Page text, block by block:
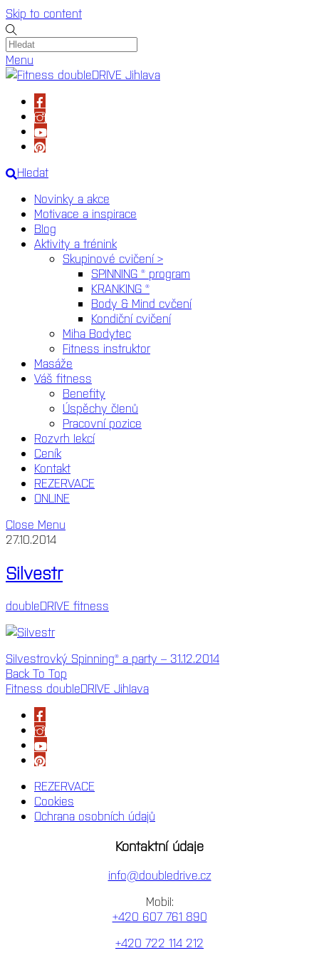
Skip to content
Menu
Hledat
Novinky a akce
Motivace a inspirace
Blog
Aktivity a trénink
Skupinové cvičení >
SPINNING ® program
KRANKING ®
Body & Mind cvčení
Kondiční cvičení
Miha Bodytec
Fitness instruktor
Masáže
Váš fitness
Benefity
Úspěchy členů
Pracovní pozice
Rozvrh lekcí
Ceník
Kontakt
REZERVACE
ONLINE
Close Menu
27.10.2014
Silvestr
doubleDRIVE fitness
Silvestrovký Spinning® a party – 31.12.2014
Back To Top
Fitness doubleDRIVE Jihlava
REZERVACE
Cookies
Ochrana osobních údajů
Kontaktní údaje
info@doubledrive.cz
Mobil:
+420 607 761 890
+420 722 114 212